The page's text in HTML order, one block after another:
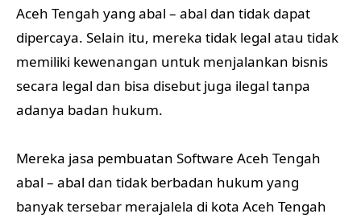
Aceh Tengah yang abal – abal dan tidak dapat
dipercaya. Selain itu, mereka tidak legal atau tidak
memiliki kewenangan untuk menjalankan bisnis
secara legal dan bisa disebut juga ilegal tanpa
adanya badan hukum.
Mereka jasa pembuatan Software Aceh Tengah
abal – abal dan tidak berbadan hukum yang
banyak tersebar merajalela di kota Aceh Tengah